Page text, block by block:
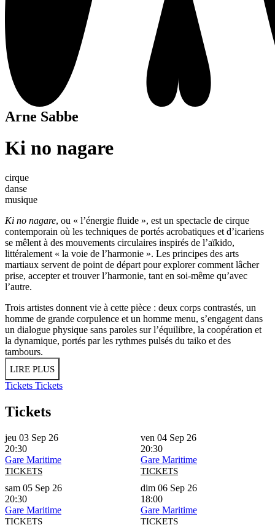
Arne Sabbe
Ki no nagare
cirque
danse
musique
Ki no nagare, ou « l’énergie fluide », est un spectacle de cirque
contemporain où les techniques de portés acrobatiques et d’icariens
se mêlent à des mouvements circulaires inspirés de l’aïkido,
littéralement « la voie de l’harmonie ». Les principes des arts
martiaux servent de point de départ pour explorer comment lâcher
prise, accepter et trouver l’harmonie, tant en soi-même qu’avec
l’autre.
Trois artistes donnent vie à cette pièce : deux corps contrastés, un
homme de grande corpulence et un homme menu, s’engagent dans
un dialogue physique sans paroles sur l’équilibre, la coopération et
la dynamique, portés par les rythmes pulsés du taiko et des
tambours.
LIRE PLUS
Tickets Tickets
Tickets
jeu 03 Sep 26
20:30
Gare Maritime
TICKETS
ven 04 Sep 26
20:30
Gare Maritime
TICKETS
sam 05 Sep 26
20:30
Gare Maritime
TICKETS
dim 06 Sep 26
18:00
Gare Maritime
TICKETS